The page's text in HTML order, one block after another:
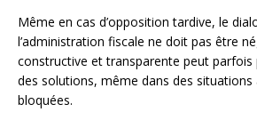
Même en cas d’opposition tardive, le
l’administration fiscale ne doit pas être
constructive et transparente peut
des solutions, même dans des
bloquées.